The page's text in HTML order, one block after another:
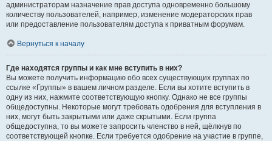
администраторам назначение прав доступа одновременно большому
количеству пользователей, например, изменение модераторских прав
или предоставление пользователям доступа к приватным форумам.
Вернуться к началу
Где находятся группы и как мне вступить в них?
Вы можете получить информацию обо всех существующих группах по
ссылке «Группы» в вашем личном разделе. Если вы хотите вступить в
одну из них, нажмите соответствующую кнопку. Однако не все группы
общедоступны. Некоторые могут требовать одобрения для вступления в
них, могут быть закрытыми или даже скрытыми. Если группа
общедоступна, то вы можете запросить членство в ней, щёлкнув по
соответствующей кнопке. Если требуется одобрение на участие в группе,